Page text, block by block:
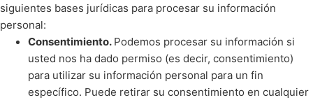
siguientes bases jurídicas para procesar su información
personal:
Consentimiento. Podemos procesar su información si
usted nos ha dado permiso (es decir, consentimiento)
para utilizar su información personal para un fin
específico. Puede retirar su consentimiento en cualquier